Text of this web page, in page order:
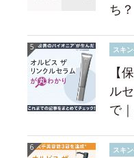
ち
スキ
【
ル
で
スキ